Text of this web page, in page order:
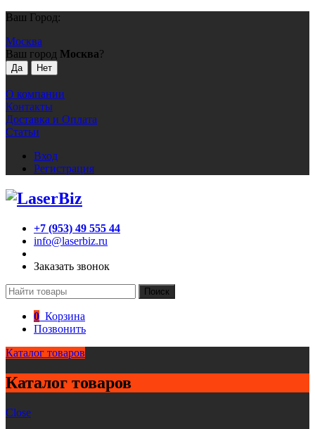
Ваш Город:
Москва
Ваш город Москва?
О компании
Контакты
Доставка и Оплата
Статьи
Вход
Регистрация
+7 (953) 49 555 44
info@laserbiz.ru
Заказать звонок
Поиск
0 Корзина
Позвонить
Каталог товаров
Каталог товаров
Close